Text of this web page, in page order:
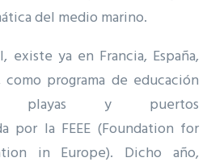
del medio marino.
existe ya en Francia, España,
como programa de educación
playas y puertos
por la FEEE (Foundation for
in Europe). Dicho año,